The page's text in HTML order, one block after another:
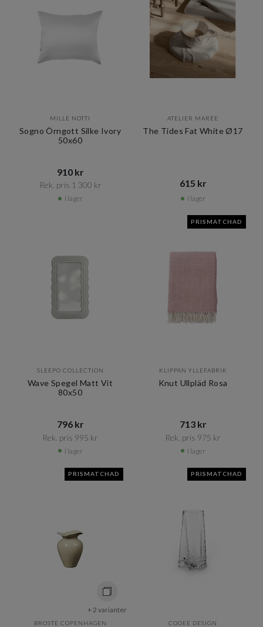
MILLE NOTTI
Sogno Örngott Silke Ivory
50x60
910 kr​​
Rek. pris 1 300 kr​​
I lager
ATELIER MARÉE
The Tides Fat White Ø17
615 kr​​
I lager
SLEEPO COLLECTION
Wave Spegel Matt Vit
80x50
796 kr​​
Rek. pris 995 kr​​
I lager
PRISMATCHAD
KLIPPAN YLLEFABRIK
Knut Ullpläd Rosa
713 kr​​
Rek. pris 975 kr​​
I lager
PRISMATCHAD
+ 2 varianter
BROSTE COPENHAGEN
PRISMATCHAD
COOEE DESIGN